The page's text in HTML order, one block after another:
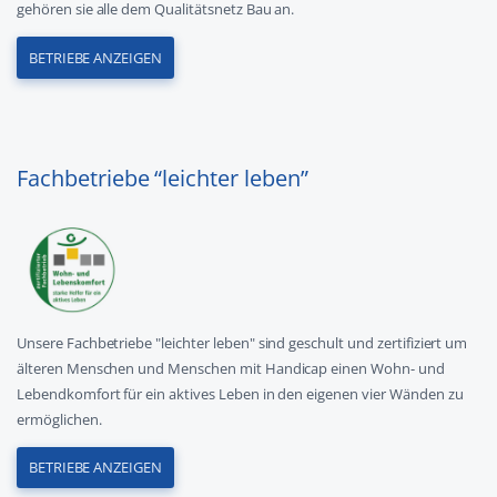
gehören sie alle dem Qualitätsnetz Bau an.
BETRIEBE ANZEIGEN
Fachbetriebe “leichter leben”
Unsere Fachbetriebe "leichter leben" sind geschult und zertifiziert um
älteren Menschen und Menschen mit Handicap einen Wohn- und
Lebendkomfort für ein aktives Leben in den eigenen vier Wänden zu
ermöglichen.
BETRIEBE ANZEIGEN